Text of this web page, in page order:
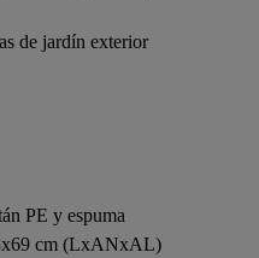
de jardín exterior
PE y espuma
cm (LxANxAL)